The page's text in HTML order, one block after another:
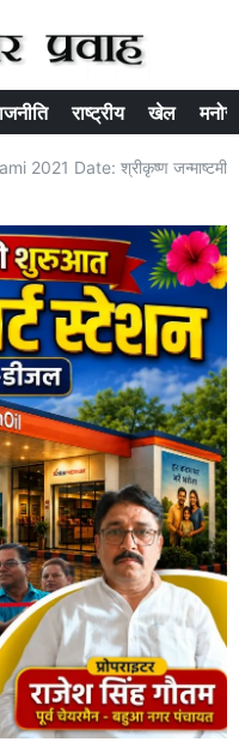
राष्ट्रीय खेल
2021 Date: श्रीकृष्ण जन्माष्टमी